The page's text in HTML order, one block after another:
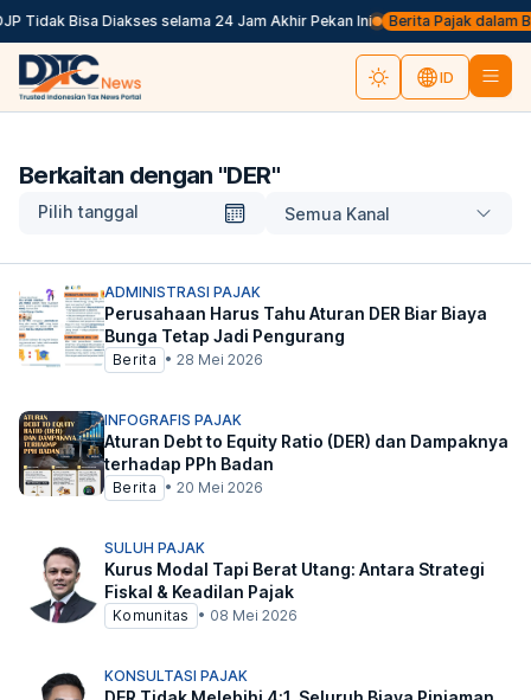
Tidak Bisa Diakses selama 24 Jam Akhir Pekan Ini Berita Pajak dalam
ID
Berkaitan dengan "DER"
Pilih tanggal Semua Kanal
ADMINISTRASI PAJAK
Perusahaan Harus Tahu Aturan DER Biar Biaya
Bunga Tetap Jadi Pengurang
Berita • 28 Mei 2026
INFOGRAFIS PAJAK
Aturan Debt to Equity Ratio (DER) dan Dampaknya
terhadap PPh Badan
Berita • 20 Mei 2026
SULUH PAJAK
Kurus Modal Tapi Berat Utang: Antara Strategi
Fiskal & Keadilan Pajak
Komunitas • 08 Mei 2026
KONSULTASI PAJAK